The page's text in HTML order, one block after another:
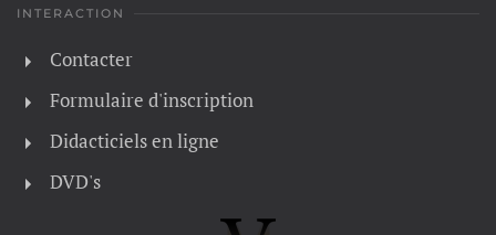
INTERACTION
Contacter
Formulaire d'inscription
Didacticiels en ligne
DVD's